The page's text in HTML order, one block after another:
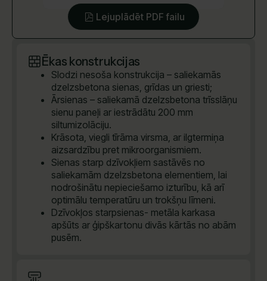
Lejuplādēt PDF failu
Ēkas konstrukcijas
Slodzi nesoša konstrukcija – saliekamās
dzelzsbetona sienas, grīdas un griesti;
Ārsienas – saliekamā dzelzsbetona trīsslāņu
sienu paneļi ar iestrādātu 200 mm
siltumizolāciju.
Krāsota, viegli tīrāma virsma, ar ilgtermiņa
aizsardzību pret mikroorganismiem.
Sienas starp dzīvokļiem sastāvēs no
saliekamām dzelzsbetona elementiem, lai
nodrošinātu nepieciešamo izturību, kā arī
optimālu temperatūru un trokšņu līmeni.
Dzīvokļos starpsienas- metāla karkasa
apšūts ar ģipškartonu divās kārtās no abām
pusēm.